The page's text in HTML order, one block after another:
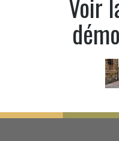
Voir